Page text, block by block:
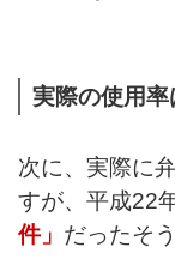
実際の使用率
次に、実際に
すが、平成22
件」 だったそ